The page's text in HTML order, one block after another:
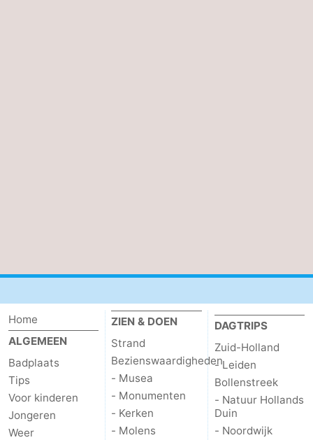
Nieuws
Medische
adressen
Regio
Zuid-
Home
ALGEMEEN
Badplaats
Tips
Voor kinderen
Jongeren
Weer
ZIEN & DOEN
Strand
Bezienswaardigheden
- Musea
- Monumenten
- Kerken
- Molens
DAGTRIPS
Zuid-Holland
- Leiden
Bollenstreek
- Natuur Hollands
Duin
- Noordwijk